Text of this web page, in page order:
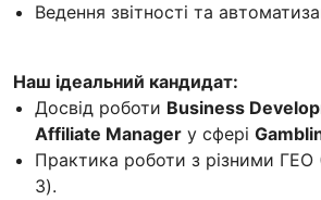
Ведення звітності та
Наш ідеальний кандидат:
Досвід роботи Business
Affiliate Manager у сфері
Практика роботи з різними ГЕО
3).